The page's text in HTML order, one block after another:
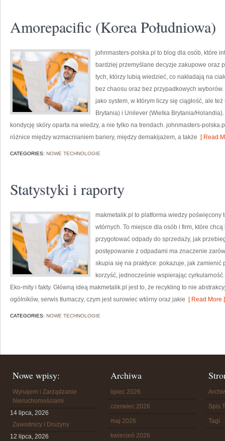
Amorepacific (Korea Południowa)
johnmasters-polska.pl to blog dla osób, które
bardziej przemyślane decyzje zakupowe oraz
tych, którzy lubią wiedzieć, co nakładają na
bez chaosu oraz bez przypadkowych
jako system, w którym liczy się ciągłość, ale
Brytania) i Unilever (Wielka Brytania/
kondycję skóry oparta na wiedzy, a nie tylko na trendach. johnmasters-
różnice między wzmacnianiem bariery, między demakijażem, a także [ Read
CATEGORIES: NOWE TECHNOLOGIE
Statystyki i raporty
makmetalik.pl to platforma wiedzy
wtórnych. To miejsce dla osób i firm, które
przygotować odpady do sprzedaży, jak
postępowanie z odpadami ma znaczenie
skupia się na praktyce: pokazuje, jak
korzyść, jednocześnie wspierając
Eko-mity i fakty. Główną ideą makmetalik.pl jest to, że recykling to nie
ogólników, serwis tłumaczy, czym jest surowiec wtórny oraz jakie [ Read More ]
CATEGORIES: NOWE TECHNOLOGIE
Nowe wpisy:
Wynajem i Zarządzanie
Nieruchomościami
14 lipca, 2026
Zawodnicy i Drużyny
12 lipca, 2026
Archiwa
lipiec 2026
czerwiec 2026
maj 2026
kwiecień 2026
Spis
Tagi